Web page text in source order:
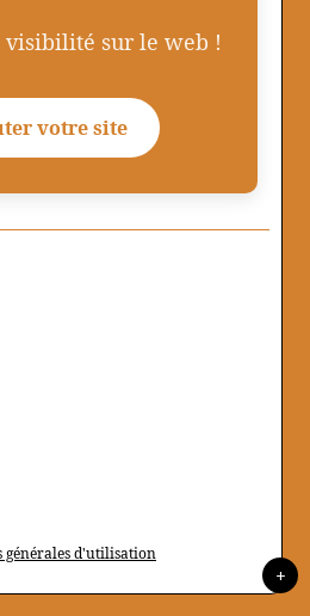
visibilité sur le web !
votre site
générales d'utilisation
+